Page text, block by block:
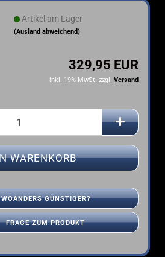
Artikel am Lager
(Ausland abweichend)
329,95 EUR
inkl. 19% MwSt. zzgl. Versand
WOANDERS GÜNSTIGER?
FRAGE ZUM PRODUKT